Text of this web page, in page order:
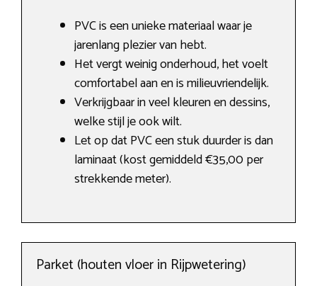
PVC is een unieke materiaal waar je
jarenlang plezier van hebt.
Het vergt weinig onderhoud, het voelt
comfortabel aan en is milieuvriendelijk.
Verkrijgbaar in veel kleuren en dessins,
welke stijl je ook wilt.
Let op dat PVC een stuk duurder is dan
laminaat (kost gemiddeld €35,00 per
strekkende meter).
Parket (houten vloer in Rijpwetering)